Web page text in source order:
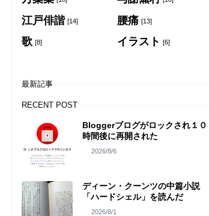
江戸俳諧 [14] 腰痛 [13]
歌 [8] イラスト [6]
最新記事
RECENT POST
Bloggerブログがロックされ１０
時間後に再開された
2026/8/6
ディーン・クーンツの中篇小説
「ハードシェル」を読んだ
2026/8/1